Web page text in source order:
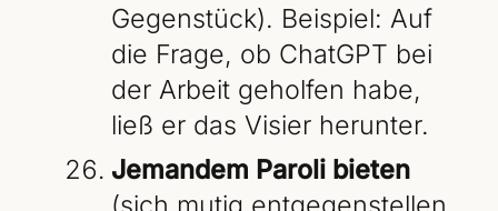
Gegenstück). Beispiel: Auf
die Frage, ob ChatGPT bei
der Arbeit geholfen habe,
ließ er das Visier herunter.
Jemandem Paroli bieten
(sich mutig entgegenstellen